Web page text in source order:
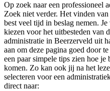
Op zoek naar een professioneel
Zoek niet verder. Het vinden
best veel tijd in beslag nemen.
kiezen voor het uitbesteden van
administratie in Beerzerveld uit
aan om deze pagina goed door
een paar simpele tips zien hoe
komen. Zo kan ook jij na het
selecteren voor een
direct naar: